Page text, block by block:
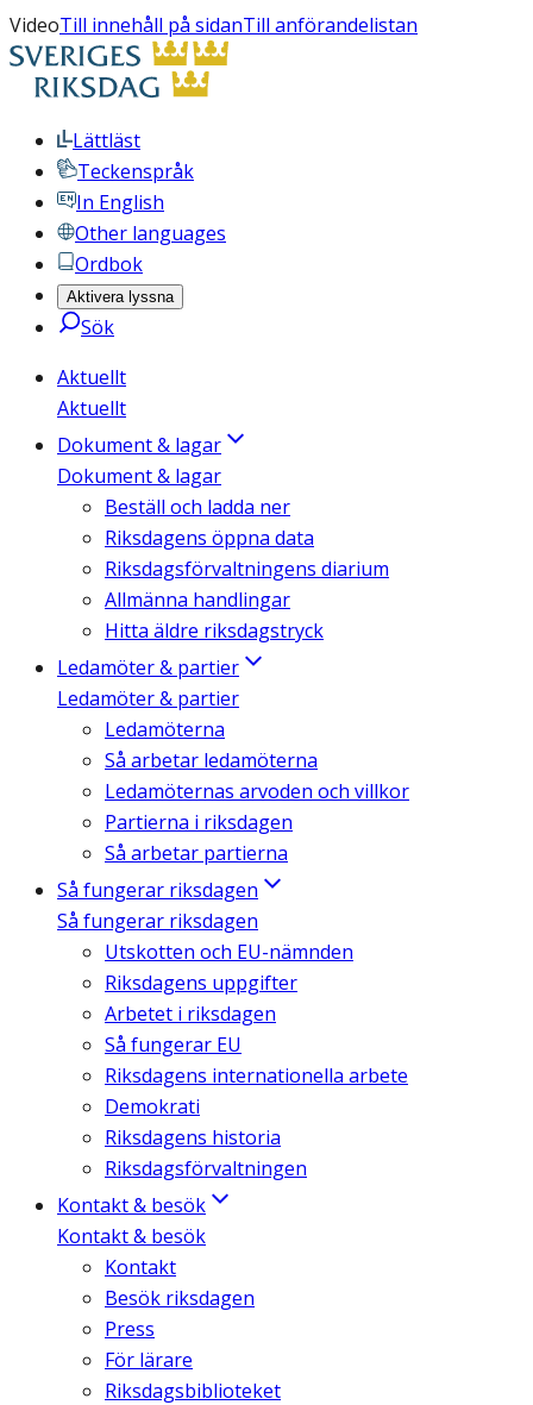
VideoTill innehåll på sidanTill anförandelistan
Lättläst
Teckenspråk
In English
Other languages
Ordbok
Aktivera lyssna
Sök
Aktuellt
Aktuellt
Dokument & lagar
Dokument & lagar
Beställ och ladda ner
Riksdagens öppna data
Riksdagsförvaltningens diarium
Allmänna handlingar
Hitta äldre riksdagstryck
Ledamöter & partier
Ledamöter & partier
Ledamöterna
Så arbetar ledamöterna
Ledamöternas arvoden och villkor
Partierna i riksdagen
Så arbetar partierna
Så fungerar riksdagen
Så fungerar riksdagen
Utskotten och EU-nämnden
Riksdagens uppgifter
Arbetet i riksdagen
Så fungerar EU
Riksdagens internationella arbete
Demokrati
Riksdagens historia
Riksdagsförvaltningen
Kontakt & besök
Kontakt & besök
Kontakt
Besök riksdagen
Press
För lärare
Riksdagsbiblioteket